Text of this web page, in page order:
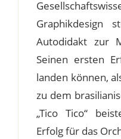
Graphikdesign
Autodidakt zur
Seinen ersten
landen können,
zu dem
„Tico Tico“
Erfolg für das